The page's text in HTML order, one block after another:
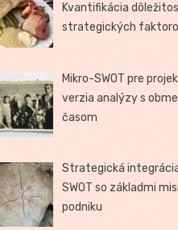
Kvantifikácia
strategických
Mikro-SWOT pre
verzia analýzy s
časom
Strategická
SWOT so základmi
podniku